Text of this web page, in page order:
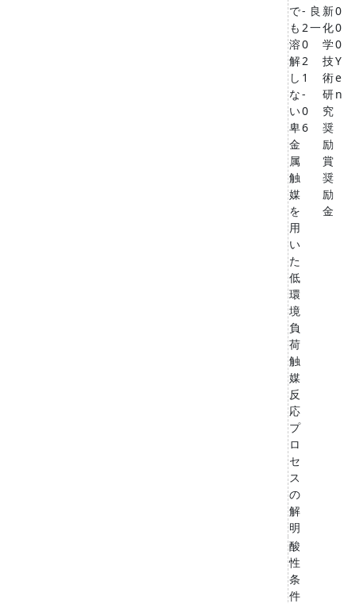
で
も
溶
解
し
な
い
卑
金
属
触
媒
を
用
い
た
低
環
境
負
荷
触
媒
反
応
プ
ロ
セ
ス
の
解
明
-
2
0
2
1
-
0
6
良
一
新
化
学
技
術
研
究
奨
励
賞
奨
励
金
0
0
0
Y
e
n
酸
性
条
件